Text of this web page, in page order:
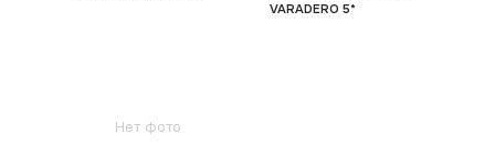
VARADERO 5*
Нет фото